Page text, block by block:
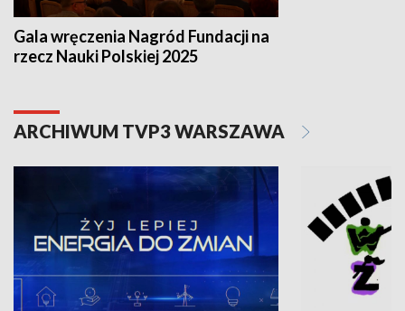
Gala wręczenia Nagród Fundacji na
rzecz Nauki Polskiej 2025
ARCHIWUM TVP3 WARSZAWA